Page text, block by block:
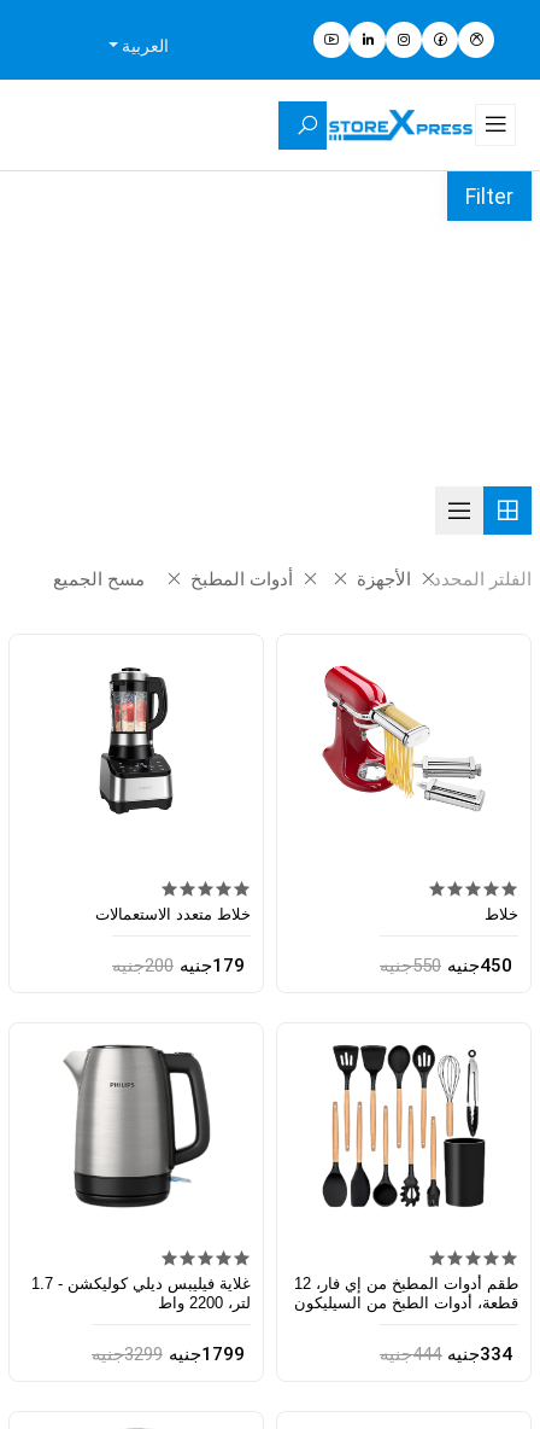
العربية
Filter
الفلتر المحدد: الأجهزة أدوات المطبخ مسح الجميع
خلاط
450جنيه 550جنيه
خلاط متعدد الاستعمالات
179جنيه 200جنيه
طقم أدوات المطبخ من إي فار، 12
قطعة، أدوات الطبخ من السيليكون
334جنيه 444جنيه
غلاية فيليبس ديلي كوليكشن - 1.7
لتر، 2200 واط
1799جنيه 3299جنيه